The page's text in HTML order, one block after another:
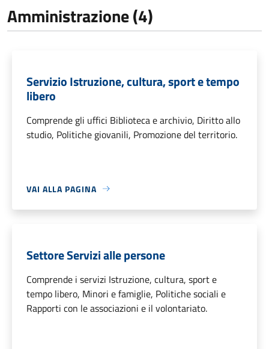
Amministrazione (4)
Servizio Istruzione, cultura, sport e tempo
libero
Comprende gli uffici Biblioteca e archivio, Diritto allo
studio, Politiche giovanili, Promozione del territorio.
VAI ALLA PAGINA
Settore Servizi alle persone
Comprende i servizi Istruzione, cultura, sport e
tempo libero, Minori e famiglie, Politiche sociali e
Rapporti con le associazioni e il volontariato.